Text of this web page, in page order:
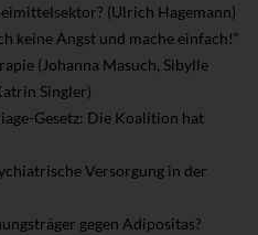
(Ulrich Hagemann)
keine Angst und mache einfach!“
(Johanna Masuch, Sibylle
Singler)
Gesetz: Die Koalition hat
Versorgung in der
gegen Adipositas?